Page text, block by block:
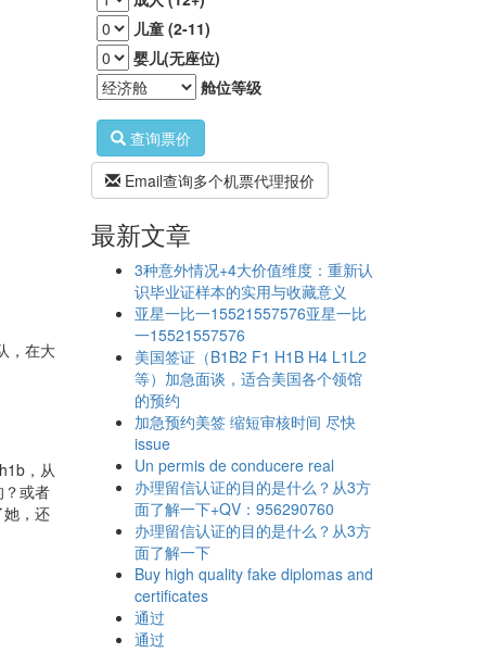
，在大
，从
或者
，还
儿童 (2-11)
婴儿(无座位)
舱位等级
查询票价
Email查询多个机票代理报价
最新文章
3种意外情况+4大价值维度：重新认
识毕业证样本的实用与收藏意义
亚星一比一15521557576亚星一比
一15521557576
美国签证（B1B2 F1 H1B H4 L1L2
等）加急面谈，适合美国各个领馆
的预约
加急预约美签 缩短审核时间 尽快
issue
Un permis de conducere real
办理留信认证的目的是什么？从3方
面了解一下+QV：956290760
办理留信认证的目的是什么？从3方
面了解一下
Buy high quality fake diplomas and
certificates
通过
通过